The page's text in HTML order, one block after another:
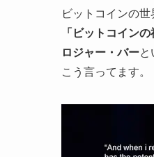
ビットコインの世
「ビットコインの
ロジャー・バーと
こう言ってます。